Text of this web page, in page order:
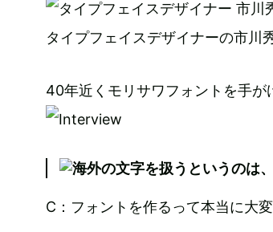
タイプフェイスデザイナーの市川
40年近くモリサワフォントを手が
C：フォントを作るって本当に大変